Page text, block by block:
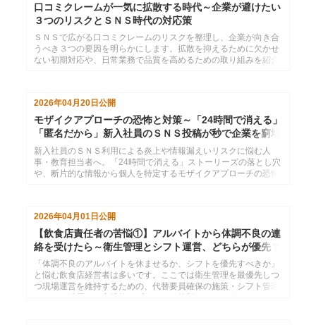
口コミクレームが一気に拡散する時代～企業が避けたい
３つのリスクとＳＮＳ時代の対応策
ＳＮＳで広がる口コミクレームのリスクを整理し、企業が向き合
うべき３つの要因を明らかにします。拡散を抑えるために欠かせ
ない初期対応や、日常業務で品質を高めるための取り組みを紹介
2026年04月20日 公開
モザイクアプローチの恐怖と対策～「24時間で消える」
「匿名だから」新入社員のＳＮＳ投稿が秒で企業を窮地
に追い込む
新入社員のＳＮＳ利用による炎上や情報漏えいリスクに悩む人
事・教育担当者へ。「24時間で消える」ストーリーズの落とし穴
や、断片的な情報から個人を特定するモザイクアプローチの恐怖
2026年04月01日 公開
【飲食店責任者の苦悩①】アルバイトから体調不良の連
絡を受けたら～衛生管理とシフト運営、どちらが優先？
「体調不良のアルバイトを休ませるか、シフトを優先すべきか」
と悩む飲食店経営者は多いです。ここでは衛生管理を最優先しつ
つ現場運営を維持するための、代替要員確保の施策・シフト管理